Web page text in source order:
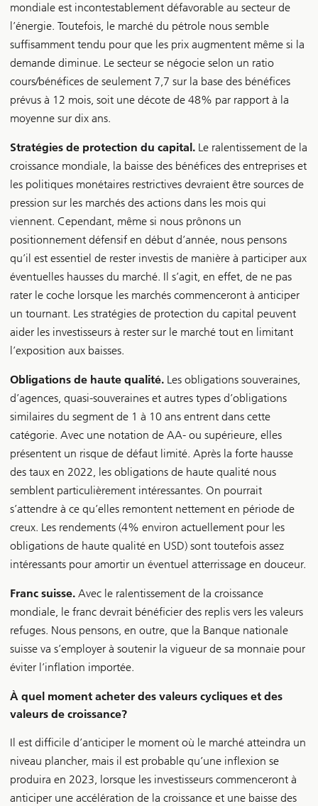
mondiale est incontestablement défavorable au secteur de
l’énergie. Toutefois, le marché du pétrole nous semble
suffisamment tendu pour que les prix augmentent même si la
demande diminue. Le secteur se négocie selon un ratio
cours/bénéfices de seulement 7,7 sur la base des bénéfices
prévus à 12 mois, soit une décote de 48% par rapport à la
moyenne sur dix ans.
Stratégies de protection du capital. Le ralentissement de la
croissance mondiale, la baisse des bénéfices des entreprises et
les politiques monétaires restrictives devraient être sources de
pression sur les marchés des actions dans les mois qui
viennent. Cependant, même si nous prônons un
positionnement défensif en début d’année, nous pensons
qu’il est essentiel de rester investis de manière à participer aux
éventuelles hausses du marché. Il s’agit, en effet, de ne pas
rater le coche lorsque les marchés commenceront à anticiper
un tournant. Les stratégies de protection du capital peuvent
aider les investisseurs à rester sur le marché tout en limitant
l’exposition aux baisses.
Obligations de haute qualité. Les obligations souveraines,
d’agences, quasi-souveraines et autres types d’obligations
similaires du segment de 1 à 10 ans entrent dans cette
catégorie. Avec une notation de AA- ou supérieure, elles
présentent un risque de défaut limité. Après la forte hausse
des taux en 2022, les obligations de haute qualité nous
semblent particulièrement intéressantes. On pourrait
s’attendre à ce qu’elles remontent nettement en période de
creux. Les rendements (4% environ actuellement pour les
obligations de haute qualité en USD) sont toutefois assez
intéressants pour amortir un éventuel atterrissage en douceur.
Franc suisse. Avec le ralentissement de la croissance
mondiale, le franc devrait bénéficier des replis vers les valeurs
refuges. Nous pensons, en outre, que la Banque nationale
suisse va s’employer à soutenir la vigueur de sa monnaie pour
éviter l’inflation importée.
À quel moment acheter des valeurs cycliques et des
valeurs de croissance?
Il est difficile d’anticiper le moment où le marché atteindra un
niveau plancher, mais il est probable qu’une inflexion se
produira en 2023, lorsque les investisseurs commenceront à
anticiper une accélération de la croissance et une baisse des